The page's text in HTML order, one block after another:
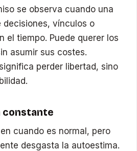
se observa cuando una
decisiones, vínculos o
el tiempo. Puede querer los
asumir sus costes.
perder libertad, sino
constante
cuando es normal, pero
desgasta la autoestima.